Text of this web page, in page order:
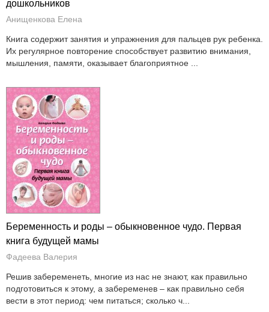
дошкольников
Анищенкова Елена
Книга содержит занятия и упражнения для пальцев рук ребенка.
Их регулярное повторение способствует развитию внимания,
мышления, памяти, оказывает благоприятное ...
Беременность и роды – обыкновенное чудо. Первая
книга будущей мамы
Фадеева Валерия
Решив забеременеть, многие из нас не знают, как правильно
подготовиться к этому, а забеременев – как правильно себя
вести в этот период: чем питаться; сколько ч...